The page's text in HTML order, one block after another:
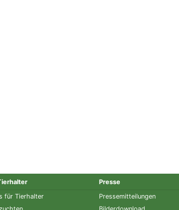
für Tierhalter
Presse
Pressemitteilungen